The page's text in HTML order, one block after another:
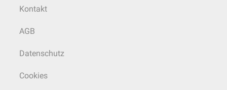
Kontakt
AGB
Datenschutz
Cookies